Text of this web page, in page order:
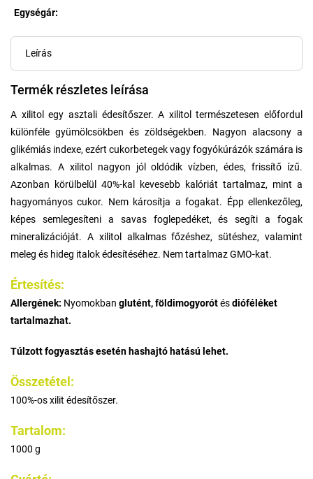
Egységár:
Leírás
Termék részletes leírása
A xilitol egy asztali édesítőszer. A xilitol természetesen előfordul
különféle gyümölcsökben és zöldségekben. Nagyon alacsony a
glikémiás indexe, ezért cukorbetegek vagy fogyókúrázók számára is
alkalmas. A xilitol nagyon jól oldódik vízben, édes, frissítő ízű.
Azonban körülbelül 40%-kal kevesebb kalóriát tartalmaz, mint a
hagyományos cukor. Nem károsítja a fogakat. Épp ellenkezőleg,
képes semlegesíteni a savas foglepedéket, és segíti a fogak
mineralizációját. A xilitol alkalmas főzéshez, sütéshez, valamint
meleg és hideg italok édesítéséhez. Nem tartalmaz GMO-kat.
Értesítés:
Allergének: Nyomokban glutént, földimogyorótésdióféléket
tartalmazhat.
Túlzott fogyasztás esetén hashajtó hatású lehet.
Összetétel:
100%-os xilit édesítőszer.
Tartalom:
1000 g